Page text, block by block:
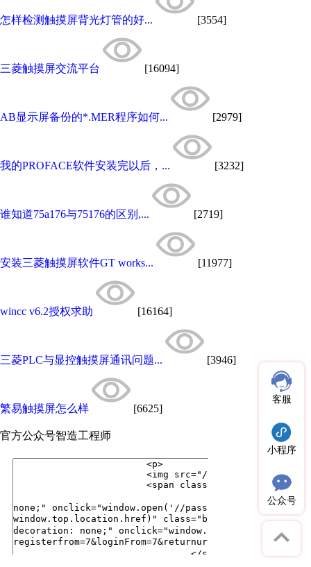
怎样检测触摸屏背光灯管的好... [3554]
三菱触摸屏交流平台 [16094]
AB显示屏备份的*.MER程序如何... [2979]
我的PROFACE软件安装完以后，... [3232]
谁知道75a176与75176的区别,... [2719]
安装三菱触摸屏软件GT works... [11977]
wincc v6.2授权求助 [16164]
三菱PLC与显控触摸屏通讯问题... [3946]
繁易触摸屏怎么样 [6625]
官方公众号智造工程师
客服
小程序
公众号